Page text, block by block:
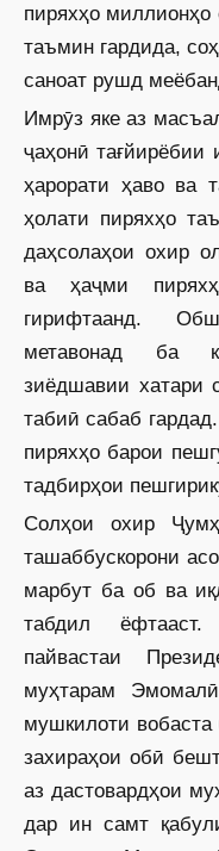
пиряхҳо миллионҳо
таъмин гардида,
саноат рушд
Имрӯз яке аз
ҷаҳонӣ
ҳарорати ҳаво ва
ҳолати пиряхҳо
даҳсолаҳои охир
ва ҳаҷми
гирифтаанд.
метавонад ба
зиёдшавии хатари
табиӣ сабаб
пиряхҳо барои
тадбирҳои
Солҳои охир
ташаббускорони
марбут ба об ва
табдил
пайвастаи
муҳтарам
мушкилоти
захираҳои обӣ
аз дастовардҳои
дар ин самт